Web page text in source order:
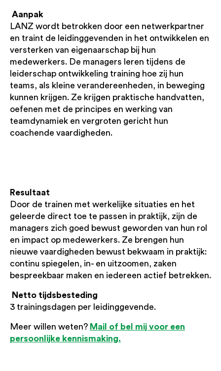
Aanpak
LANZ wordt betrokken door een netwerkpartner
en traint de leidinggevenden in het ontwikkelen en
versterken van eigenaarschap bij hun
medewerkers. De managers leren tijdens de
leiderschap ontwikkeling training hoe zij hun
teams, als kleine verandereenheden, in beweging
kunnen krijgen. Ze krijgen praktische handvatten,
oefenen met de principes en werking van
teamdynamiek en vergroten gericht hun
coachende vaardigheden.
Resultaat
Door de trainen met werkelijke situaties en het
geleerde direct toe te passen in praktijk, zijn de
managers zich goed bewust geworden van hun rol
en impact op medewerkers. Ze brengen hun
nieuwe vaardigheden bewust bekwaam in praktijk:
continu spiegelen, in- en uitzoomen, zaken
bespreekbaar maken en iedereen actief betrekken.
Netto tijdsbesteding
3 trainingsdagen per leidinggevende.
Meer willen weten? Mail of bel mij voor een
persoonlijke kennismaking.